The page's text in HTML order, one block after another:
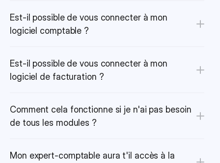
Est-il possible de vous connecter à mon
logiciel comptable ?
Est-il possible de vous connecter à mon
logiciel de facturation ?
Comment cela fonctionne si je n'ai pas besoin
de tous les modules ?
Mon expert-comptable aura t'il accès à la